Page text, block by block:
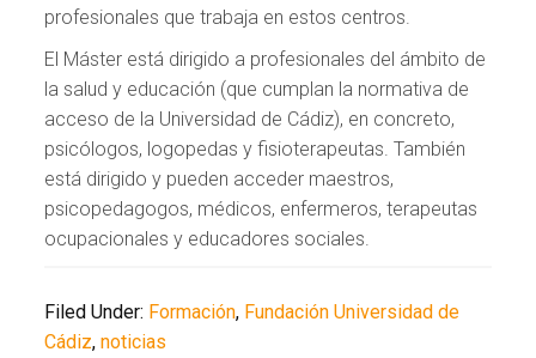
profesionales que trabaja en estos centros.
El Máster está dirigido a profesionales del ámbito de
la salud y educación (que cumplan la normativa de
acceso de la Universidad de Cádiz), en concreto,
psicólogos, logopedas y fisioterapeutas. También
está dirigido y pueden acceder maestros,
psicopedagogos, médicos, enfermeros, terapeutas
ocupacionales y educadores sociales.
Filed Under: Formación, Fundación Universidad de
Cádiz,noticias